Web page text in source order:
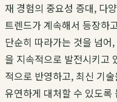
재 경험의 중요성 증대, 다
트렌드가 계속해서 등장하
단순히 따라가는 것을 넘어
을 지속적으로 발전시키고
적으로 반영하고, 최신 기
유연하게 대처할 수 있도록